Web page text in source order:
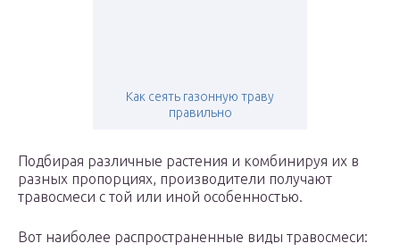
Как сеять газонную траву
правильно
Подбирая различные растения и комбинируя их в
разных пропорциях, производители получают
травосмеси с той или иной особенностью.
Вот наиболее распространенные виды травосмеси: